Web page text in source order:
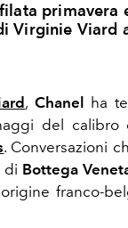
primavera
Virginie Viard
, Chanel
ha
del calibro
. Conversazioni
di Bottega
franco-